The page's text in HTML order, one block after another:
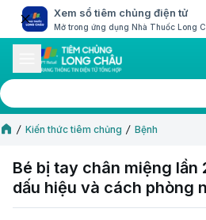
Xem sổ tiêm chủng điện tử
Mở trong ứng dụng Nhà Thuốc Long
Kiến thức tiêm chủng Bệnh
Bé bị tay chân miệng lần
dấu hiệu và cách phòng